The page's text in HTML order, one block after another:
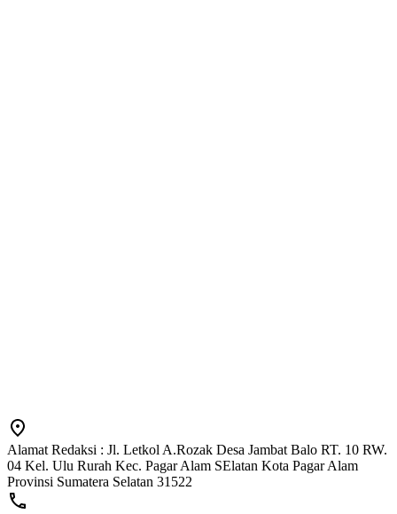
Alamat Redaksi : Jl. Letkol A.Rozak Desa Jambat Balo RT. 10 RW.
04 Kel. Ulu Rurah Kec. Pagar Alam SElatan Kota Pagar Alam
Provinsi Sumatera Selatan 31522